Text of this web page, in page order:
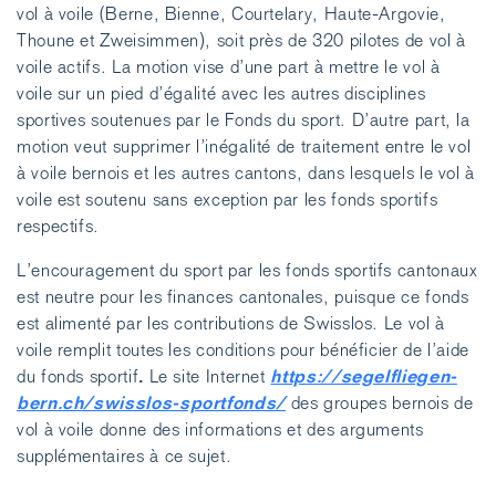
vol à voile (Berne, Bienne, Courtelary, Haute-Argovie,
Thoune et Zweisimmen), soit près de 320 pilotes de vol à
voile actifs. La motion vise d’une part à mettre le vol à
voile sur un pied d’égalité avec les autres disciplines
sportives soutenues par le Fonds du sport. D’autre part, la
motion veut supprimer l’inégalité de traitement entre le vol
à voile bernois et les autres cantons, dans lesquels le vol à
voile est soutenu sans exception par les fonds sportifs
respectifs.
L’encouragement du sport par les fonds sportifs cantonaux
est neutre pour les finances cantonales, puisque ce fonds
est alimenté par les contributions de Swisslos. Le vol à
voile remplit toutes les conditions pour bénéficier de l’aide
du fonds sportif. Le site Internet https://segelfliegen-
bern.ch/swisslos-sportfonds/des groupes bernois de
vol à voile donne des informations et des arguments
supplémentaires à ce sujet.